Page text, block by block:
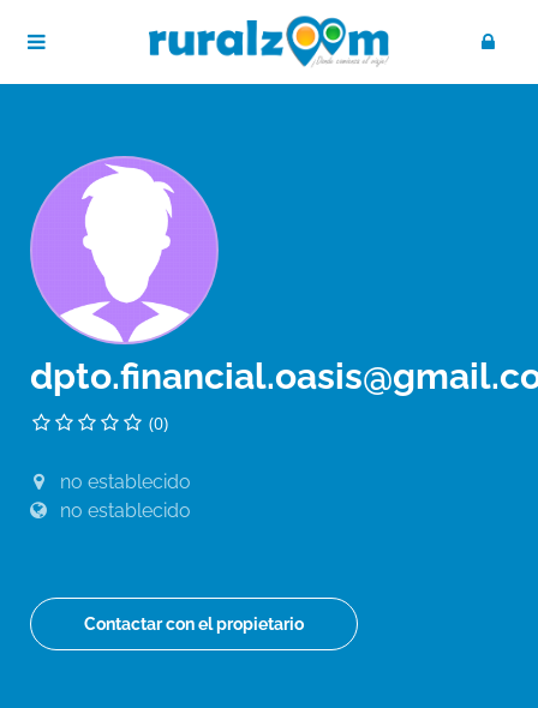
(0)
no establecido
no establecido
Contactar con el propietario